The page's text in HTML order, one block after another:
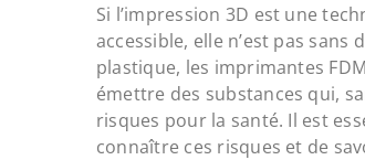
Si l’impression 3D est une
accessible, elle n’est pas
plastique, les imprimantes
émettre des substances qui,
risques pour la santé. Il est
connaître ces risques et de